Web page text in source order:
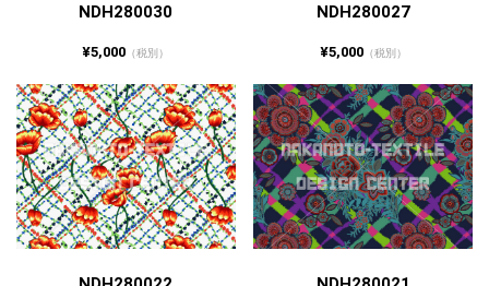
NDH280030
¥5,000 （税別）
NDH280027
¥5,000（税別）